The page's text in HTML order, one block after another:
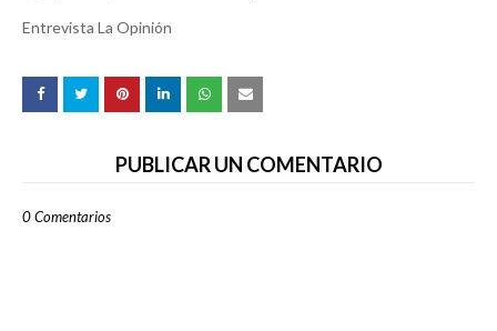
Entrevista La Opinión
PUBLICAR UN COMENTARIO
0 Comentarios